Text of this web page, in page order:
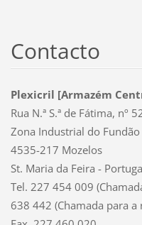
Contacto
Plexicril [Armazém
Rua N.ª S.ª de Fátima, nº
Zona Industrial do Fundão
4535-217 Mozelos
St. Maria da Feira -
Tel. 227 454 009
638 442 (Chamada para